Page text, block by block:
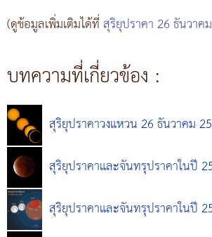
(ดูข้อมูลเพิ่มเติมได้ที่สุริยุปราคา 26 ธันวาค
บทความที่เกี่ยวข้อง :
สุริยุปราคาวงแหวน 26 ธันวาคม
สุริยุปราคาและจันทรุปราคาในปี
สุริยุปราคาและจันทรุปราคาในปี